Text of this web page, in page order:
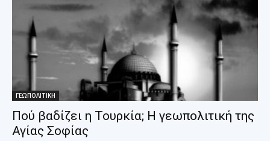
ΓΕΩΠΟΛΙΤΙΚΗ
Πού βαδίζει η Τουρκία; Η γεωπολιτική της
Αγίας Σοφίας